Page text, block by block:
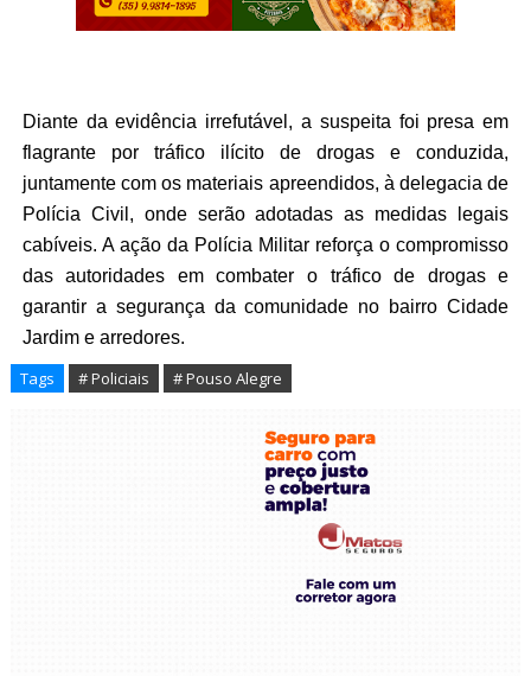
Diante da evidência irrefutável, a suspeita foi presa em
flagrante por tráfico ilícito de drogas e conduzida,
juntamente com os materiais apreendidos, à delegacia de
Polícia Civil, onde serão adotadas as medidas legais
cabíveis. A ação da Polícia Militar reforça o compromisso
das autoridades em combater o tráfico de drogas e
garantir a segurança da comunidade no bairro Cidade
Jardim e arredores.
Tags # Policiais # Pouso Alegre